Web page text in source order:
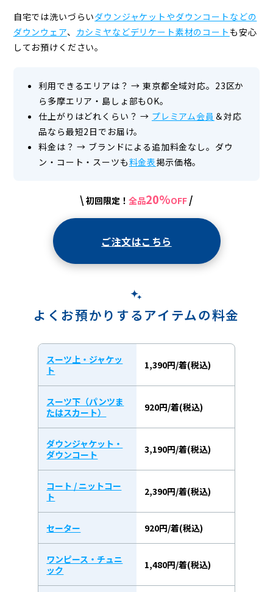
自宅では洗いづらいダウンジャケットやダウンコートなどの
ダウンウェア、 カシミヤなどデリケート素材のコート も安心
してお預けください。
利用できるエリアは？ →東京都全域対応。23区か
ら多摩エリア・島しょ部もOK。
仕上がりはどれくらい？ → プレミアム会員 ＆対応
品なら最短2日でお届け。
料金は？ → ブランドによる追加料金なし。ダウ
ン・コート・スーツも料金表掲示価格。
\ 初回限定！ 全品20%OFF /
ご注文はこちら
よくお預かりするアイテムの料金
スーツ上・ジャケッ
ト
1,390円/着(税込)
スーツ下（パンツま
たはスカート）
920円/着(税込)
ダウンジャケット・
ダウンコート
3,190円/着(税込)
コート / ニットコー
ト
2,390円/着(税込)
セーター 920円/着(税込)
ワンピース・チュニ
ック
1,480円/着(税込)